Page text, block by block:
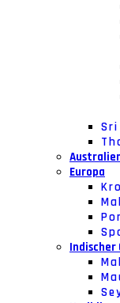
Europa
Indischer